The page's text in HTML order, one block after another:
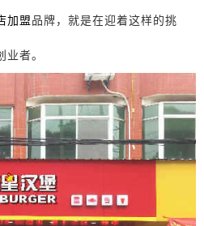
加盟品牌，就是在迎着这样的挑
业者。